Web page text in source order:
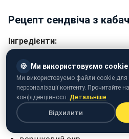
Рецепт сендвіча з
Інгредієнти:
кабачок - 1 шт.
терта моцарела
оливкова олія першого
Для начинки:
🍪 Ми використовуємо cookie
Ми використовуємо файли cookie для
персоналізації контенту. Прочитайте
конфіденційності. Детальніше
Відхилити